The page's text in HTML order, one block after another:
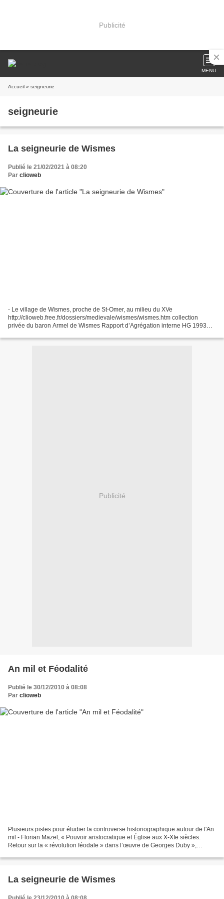
Publicité
MENU
Accueil » seigneurie
seigneurie
La seigneurie de Wismes
Publié le 21/02/2021 à 08:20
Par clioweb
- Le village de Wismes, proche de St-Omer, au milieu du XVe
http://clioweb.free.fr/dossiers/medievale/wismes/wismes.htm collection
privée du baron Armel de Wismes Rapport d’Agrégation interne HG 1993
https://fr.wikipedia.org/wiki/Wismes...
Publicité
An mil et Féodalité
Publié le 30/12/2010 à 08:08
Par clioweb
Plusieurs pistes pour étudier la controverse historiographique autour de l'An
mil - Florian Mazel, « Pouvoir aristocratique et Église aux X-XIe siècles.
Retour sur la « révolution féodale » dans l’œuvre de Georges Duby »,
La seigneurie de Wismes